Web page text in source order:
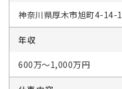
神奈川県厚木市旭町4-14-1
年収
600万～1,000万円